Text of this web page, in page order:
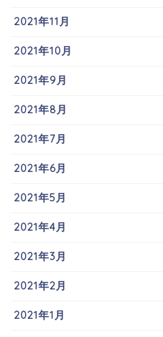
2021年11月
2021年10月
2021年9月
2021年8月
2021年7月
2021年6月
2021年5月
2021年4月
2021年3月
2021年2月
2021年1月